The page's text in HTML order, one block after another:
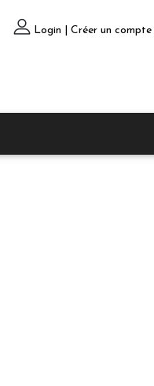
Login | Créer un compte